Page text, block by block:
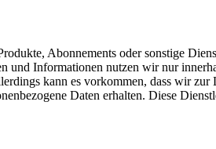
Abonnements oder sonstige
und Informationen nutzen wir nur
kann es vorkommen, dass wir
Daten erhalten. Diese